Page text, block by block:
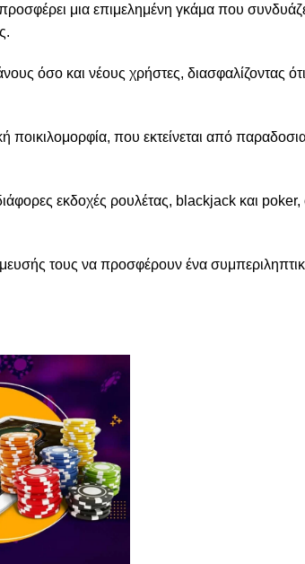
μια επιμελημένη γκάμα που
όσο και νέους χρήστες, διασφαλίζοντας ότι
που εκτείνεται από
εκδοχές ρουλέτας, blackjack και poker,
τους να προσφέρουν ένα